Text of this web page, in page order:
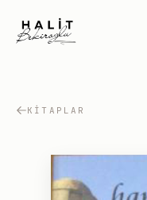
KITAPLAR